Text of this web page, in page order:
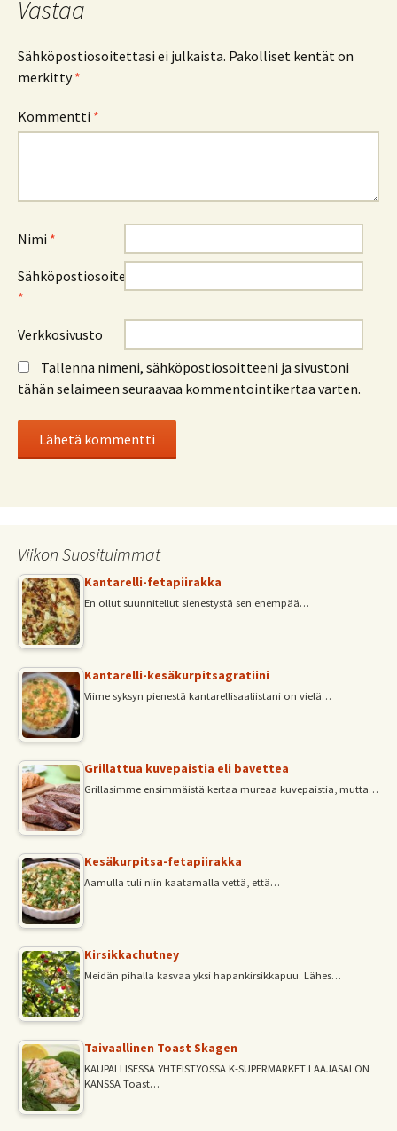
Vastaa
Sähköpostiosoitettasi ei julkaista. Pakolliset kentät on
merkitty*
Kommentti *
Nimi *
Sähköpostiosoite
*
Verkkosivusto
Tallenna nimeni, sähköpostiosoitteeni ja sivustoni
tähän selaimeen seuraavaa kommentointikertaa varten.
Viikon Suosituimmat
Kantarelli-fetapiirakka
En ollut suunnitellut sienestystä sen enempää…
Kantarelli-kesäkurpitsagratiini
Viime syksyn pienestä kantarellisaaliistani on vielä…
Grillattua kuvepaistia eli bavettea
Grillasimme ensimmäistä kertaa mureaa kuvepaistia, mutta…
Kesäkurpitsa-fetapiirakka
Aamulla tuli niin kaatamalla vettä, että…
Kirsikkachutney
Meidän pihalla kasvaa yksi hapankirsikkapuu. Lähes…
Taivaallinen Toast Skagen
KAUPALLISESSA YHTEISTYÖSSÄ K-SUPERMARKET LAAJASALON
KANSSA Toast…